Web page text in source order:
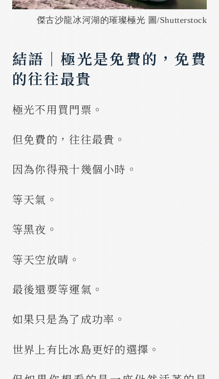
傑古沙龍冰河湖的璀璨極光 圖/Shutterstock
結語｜極光是免費的，免費
的往往最貴
極光不用買門票。
但免費的，往往最貴。
因為你得飛十幾個小時。
等天氣。
等黑夜。
等天空放晴。
最後還要等運氣。
如果只是為了成功率。
世界上有比冰島更好的選擇。